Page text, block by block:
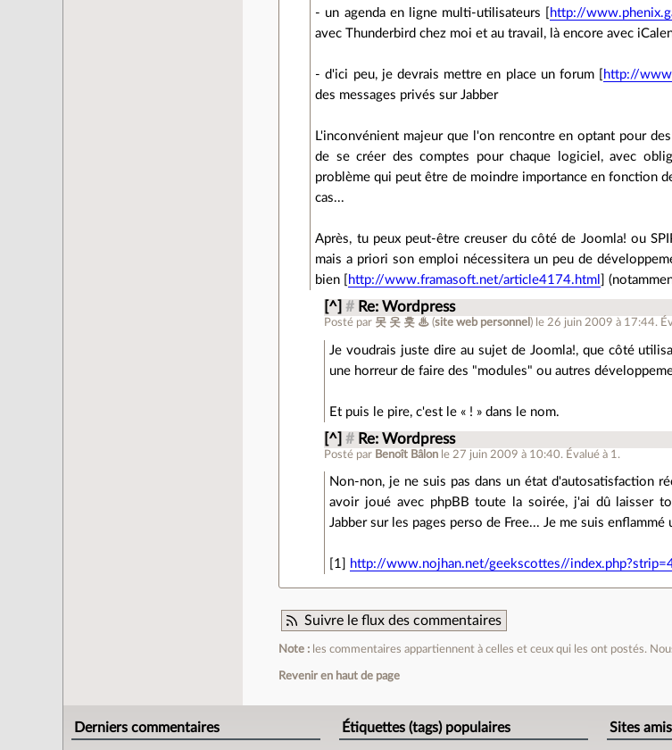
- un agenda en ligne multi-utilisateurs [ http://
avec Thunderbird chez moi et au travail, là encore avec
- d'ici peu, je devrais mettre en place un forum [ http://
des messages privés sur Jabber
L'inconvénient majeur que l'on rencontre en optant pour
de se créer des comptes pour chaque logiciel, avec
problème qui peut être de moindre importance en fonction
cas...
Après, tu peux peut-être creuser du côté de Joomla! ou
mais a priori son emploi nécessitera un peu de
bien [
http://www.framasoft.net/article4174.html ]
[^] # Re: Wordpress
Posté par 못 옷 홋 ♨ (site web personnel ) le 26 juin 2009 à 17:44.
Je voudrais juste dire au sujet de Joomla!, que côté
une horreur de faire des "modules" ou autres
Et puis le pire, c'est le « ! » dans le nom.
[^] # Re: Wordpress
Posté par Benoît Bâlon le 27 juin 2009 à 10:40. Évalué à 1 .
Non-non, je ne suis pas dans un état d'autosatisfaction
avoir joué avec phpBB toute la soirée, j'ai dû laisser
Jabber sur les pages perso de Free... Je me suis enflammé
[1] http://www.nojhan.net/geekscottes//
Suivre le flux des commentaires
Note : les commentaires appartiennent à celles et ceux qui les ont postés.
Revenir en haut de page
Derniers commentaires Étiquettes (tags) populaires Sites amis